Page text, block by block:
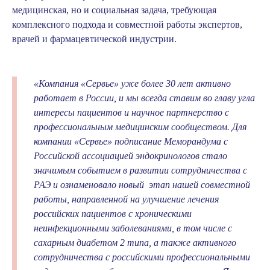
медицинская, но и социальная задача, требующая
комплексного подхода и совместной работы экспертов,
врачей и фармацевтической индустрии.
«Компания «Сервье» уже более 30 лет активно
работает в России, и мы всегда ставим во главу угла
интересы пациентов и научное партнерство с
профессиональным медицинским сообществом. Для
компании «Сервье» подписание Меморандума с
Российской ассоциацией эндокринологов стало
значимым событием в развитии сотрудничества с
РАЭ и ознаменовало новый этап нашей совместной
работы, направленной на улучшение лечения
российских пациентов с хроническими
неинфекционными заболеваниями, в том числе с
сахарным диабетом 2 типа, а также активного
сотрудничества с российскими профессиональными